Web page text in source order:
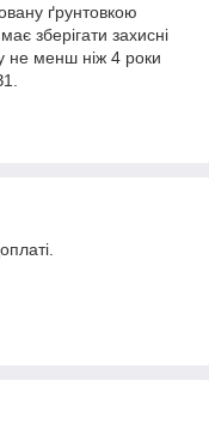
ґрунтовкою
зберігати захисні
не менш ніж 4 роки